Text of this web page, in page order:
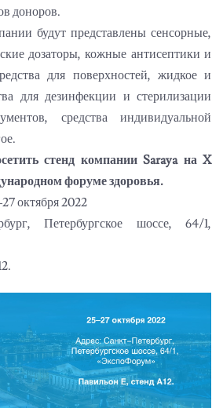
доноров.
будут представлены сенсорные,
дозаторы, кожные антисептики и
для поверхностей, жидкое и
для дезинфекции и стерилизации
средства индивидуальной
стенд компании Saraya на X
форуме здоровья.
октября 2022
Петербургское шоссе, 64/1,